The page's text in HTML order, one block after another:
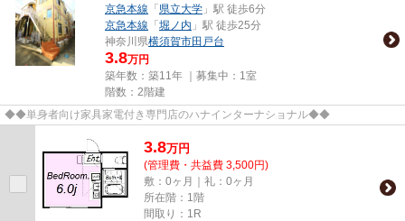
京急本線 「 県立大学 」駅 徒歩6分
京急本線 「 堀ノ内 」駅 徒歩25分
神奈川県横須賀市田戸台
3.8万円
築年数：築11年 ｜募集中： 1室
階数：2階建
◆◆単身者向け家具家電付き専門店のハナインターナショナル◆◆
3.8万円
(管理費・共益費 3,500円)
敷：0ヶ月｜礼：0ヶ月
所在階：1階
間取り：1R